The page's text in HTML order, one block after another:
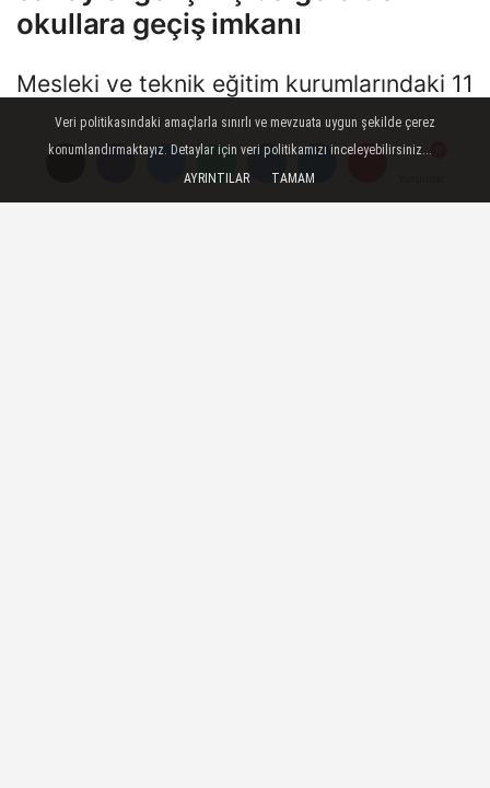
okullara geçiş imkanı
Mesleki ve teknik eğitim kurumlarındaki 11
GENEL 27 Aralık 2024 - 11:00
A A
Veri politikasındaki amaçlarla sınırlı ve mevzuata uygun şekilde çerez
konumlandırmaktayız. Detaylar için veri politikamızı inceleyebilirsiniz...
AYRINTILAR
TAMAM